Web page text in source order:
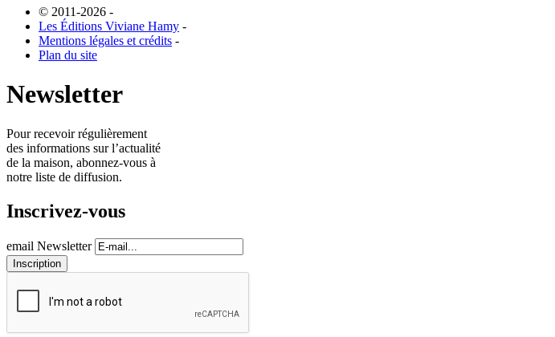
© 2011-2026 -
Les Éditions Viviane Hamy -
Mentions légales et crédits -
Plan du site
Newsletter
Pour recevoir régulièrement
des informations sur l’actualité
de la maison, abonnez-vous à
notre liste de diffusion.
Inscrivez-vous
email Newsletter